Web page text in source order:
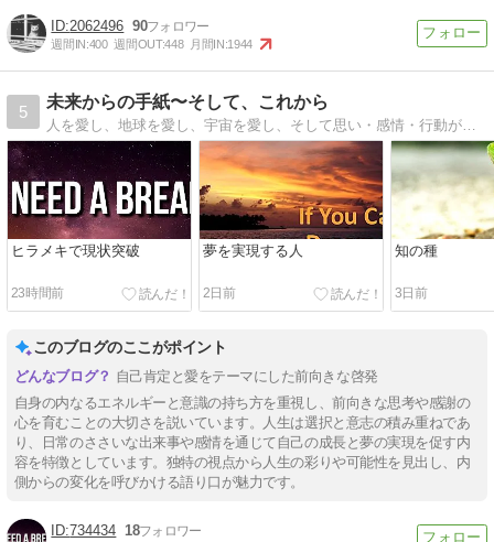
2062496 90
週間IN:400 週間OUT:448 月間IN:1944
5
未来からの手紙〜そして、これから
人を愛し、地球を愛し、宇宙を愛し、そして思い・感情・行動が、無限のエネルギーと調和して、人は描いた未来へと。
ヒラメキで現状突破
23時間前
夢を実現する人
2日前
知の種
3日前
このブログのここがポイント
自己肯定と愛をテーマにした前向きな啓発
自身の内なるエネルギーと意識の持ち方を重視し、前向きな思考や感謝の
心を育むことの大切さを説いています。人生は選択と意志の積み重ねであ
り、日常のささいな出来事や感情を通じて自己の成長と夢の実現を促す内
容を特徴としています。独特の視点から人生の彩りや可能性を見出し、内
側からの変化を呼びかける語り口が魅力です。
734434 18